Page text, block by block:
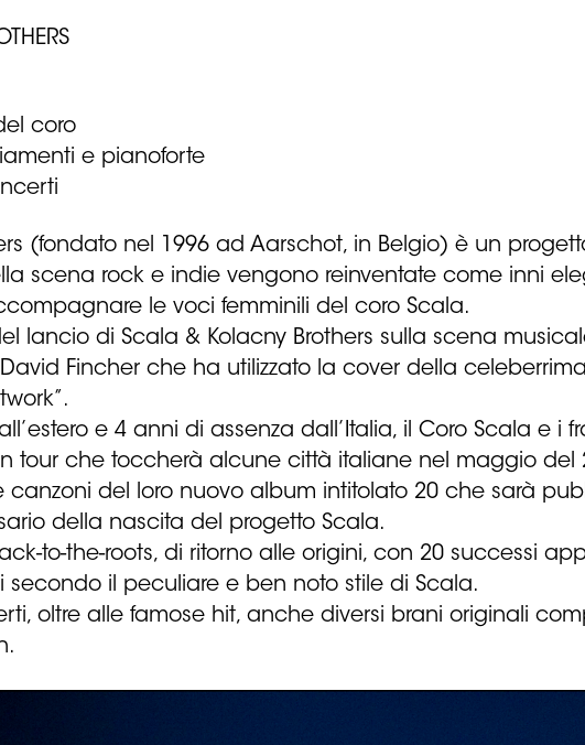
coro
e pianoforte
(fondato nel 1996 ad Aarschot, in Belgio) è un
scena rock e indie vengono reinventate come inni
le voci femminili del coro Scala.
lancio di Scala & Kolacny Brothers sulla scena
Fincher che ha utilizzato la cover della
e 4 anni di assenza dall’Italia, il Coro Scala e i
tour che toccherà alcune città italiane nel maggio del
canzoni del loro nuovo album intitolato 20 che sarà
della nascita del progetto Scala.
to-the-roots, di ritorno alle origini, con 20 successi
secondo il peculiare e ben noto stile di Scala.
oltre alle famose hit, anche diversi brani originali